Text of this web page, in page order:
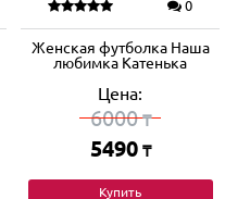
0
Женская футболка Наша
любимка Катенька
Цена:
6000₸
5490 ₸
Купить